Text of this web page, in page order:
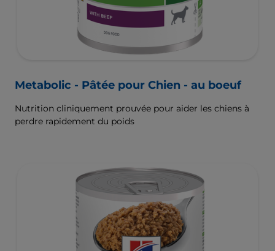
Metabolic - Pâtée pour Chien - au boeuf
Nutrition cliniquement prouvée pour aider les chiens à
perdre rapidement du poids